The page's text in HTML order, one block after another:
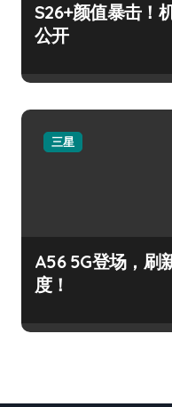
S26+颜值暴击！
公开
三星
A56 5G登场，刷
度！